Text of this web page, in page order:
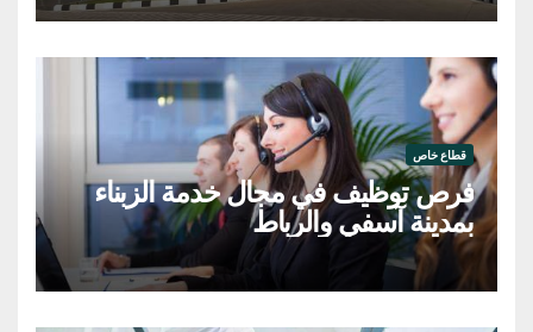
قطاع خاص
فرص توظيف في مجال خدمة الزبناء
بمدينة آسفي والرباط